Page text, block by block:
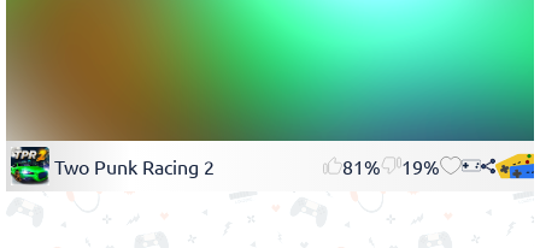
Two Punk Racing 2 81% 19%